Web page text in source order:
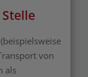
von
als